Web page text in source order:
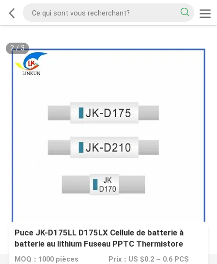
2/3
Puce JK-D175LL D175LX Cellule de batterie à
batterie au lithium Fuseau PPTC Thermistore
MOQ：1000 pièces Prix：US $0.2 ~ 0.6 PCS